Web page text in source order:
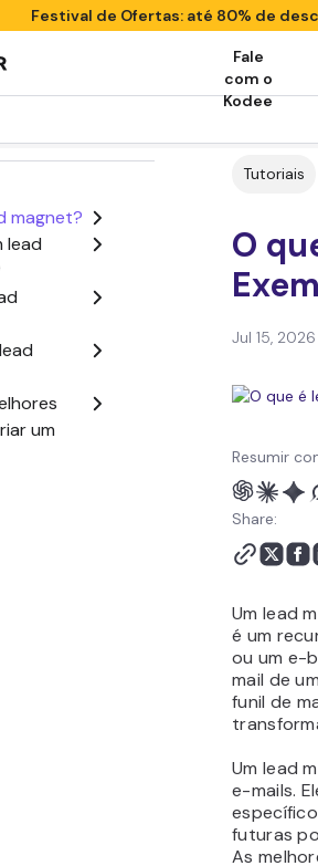
Festival de Ofertas: até 80% de
Fale
com o
Kodee
magnet?
lead
um
Tutoriais
O
Jul 15, 2026
Resumir
Share:
Um lead
é um
ou um e-
mail de
funil de
Um lead
e-mails.
futuras
As